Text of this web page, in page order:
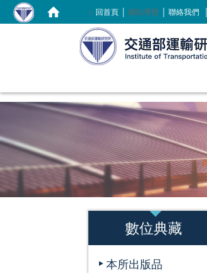
::: 回首頁｜ 網站導覽 聯絡我們｜
數位典藏
本所出版品